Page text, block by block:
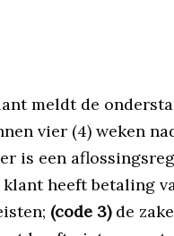
meldt de
vier (4) weken
is een
heeft betaling
(code 3)de